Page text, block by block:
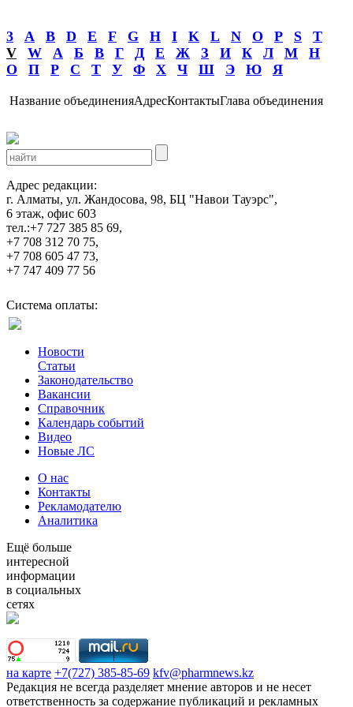
3 A B D E F G H I K L N O P S
T
V
W А Б В Г Д Е Ж З И К Л М
Н
О
П Р С Т У Ф Х Ч Ш Э Ю Я
Название объединенияАдресКонтактыГлава объединения
Адрес редакции:
г. Алматы, ул. Жандосова, 98, БЦ "Навои Тауэрс",
6 этаж, офис 603
тел.:+7 727 385 85 69,
+7 708 312 70 75,
+7 708 605 47 73,
+7 747 409 77 56
Система оплаты:
Новости
Статьи
Законодательство
Вакансии
Справочник
Календарь событий
Видео
Новые ЛС
О нас
Контакты
Рекламодателю
Аналитика
Ещё больше
интересной
информации
в социальных
сетях
на карте +7(727) 385-85-69 kfv@pharmnews.kz
Редакция не всегда разделяет мнение авторов и не несет
ответственность за содержание публикаций и рекламных